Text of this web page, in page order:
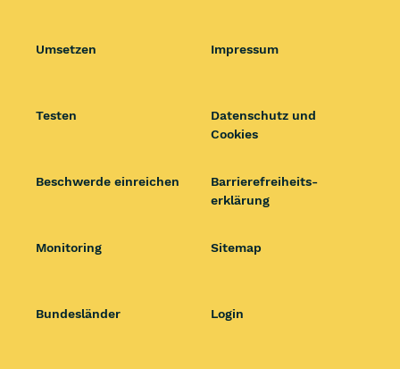
Umsetzen
Testen
Beschwerde einreichen
Monitoring
Bundesländer
Impressum
Datenschutz und
Cookies
Barrierefrei­heits­
erklärung
Sitemap
Login